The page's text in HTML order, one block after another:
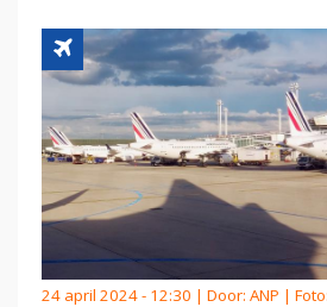
24 april 2024 - 12:30 | Door: ANP |